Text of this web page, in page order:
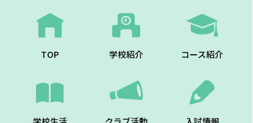
TOP 学校紹介 コース紹介